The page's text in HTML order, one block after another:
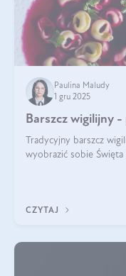
Paulina Maludy
1 gru 2025
Barszcz wigilijny
Tradycyjny barszcz
wyobrazić sobie Święta
CZYTAJ